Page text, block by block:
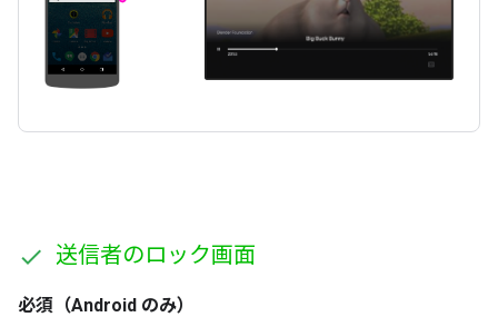
送信者のロック画面
必須（Android のみ）